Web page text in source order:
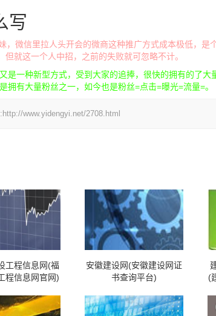
写
，微信里拉人头开会的微商这种推广方式成本极低，是
就这一个人中招，之前的失败就可忽略不计。
是一种新型方式，受到大家的追捧，很快的拥有的了大
有大量粉丝之一，如今也是粉丝=点击=曝光=流量=。
www.yidengyi.net/2708.html
工程信息网(福
程信息网官网)
安徽建设网(安徽建设网证
书查询平台)
(